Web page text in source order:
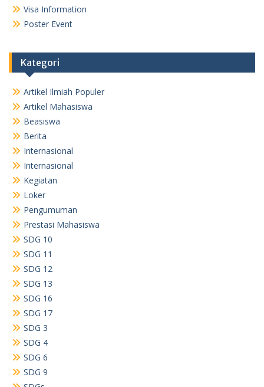
Visa Information
Poster Event
Kategori
Artikel Ilmiah Populer
Artikel Mahasiswa
Beasiswa
Berita
Internasional
Internasional
Kegiatan
Loker
Pengumuman
Prestasi Mahasiswa
SDG 10
SDG 11
SDG 12
SDG 13
SDG 16
SDG 17
SDG 3
SDG 4
SDG 6
SDG 9